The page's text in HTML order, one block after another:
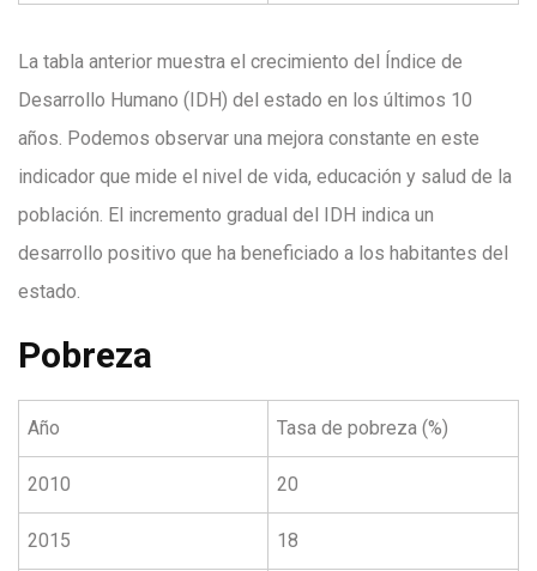
La tabla anterior muestra el crecimiento del Índice de
Desarrollo Humano (IDH) del estado en los últimos 10
años. Podemos observar una mejora constante en este
indicador que mide el nivel de vida, educación y salud de la
población. El incremento gradual del IDH indica un
desarrollo positivo que ha beneficiado a los habitantes del
estado.
Pobreza
Año Tasa de pobreza (%)
2010 20
2015 18